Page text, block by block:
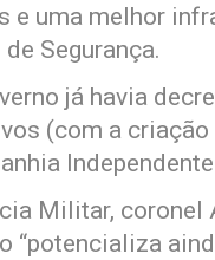
e uma melhor
Segurança.
já havia
(com a
Militar, coronel
“potencializa